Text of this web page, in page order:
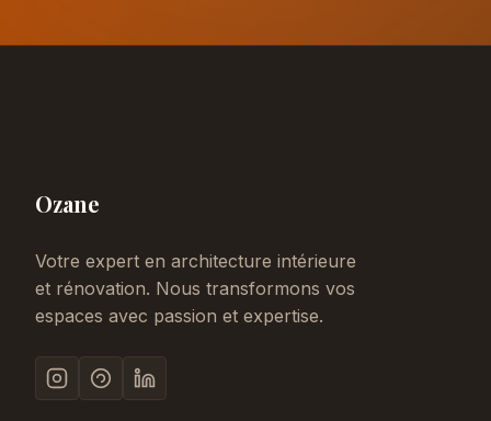
Ozane
Votre expert en architecture intérieure
et rénovation. Nous transformons vos
espaces avec passion et expertise.